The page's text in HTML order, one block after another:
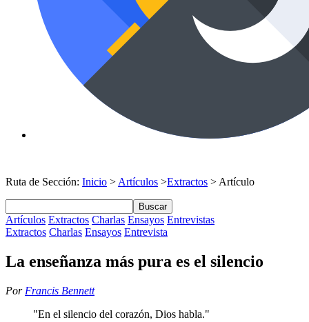
Ruta de Sección: Inicio > Artículos >Extractos > Artículo
Buscar
Artículos Extractos Charlas Ensayos Entrevistas
Extractos Charlas Ensayos Entrevista
La enseñanza más pura es el silencio
Por Francis Bennett
"En el silencio del corazón, Dios habla."